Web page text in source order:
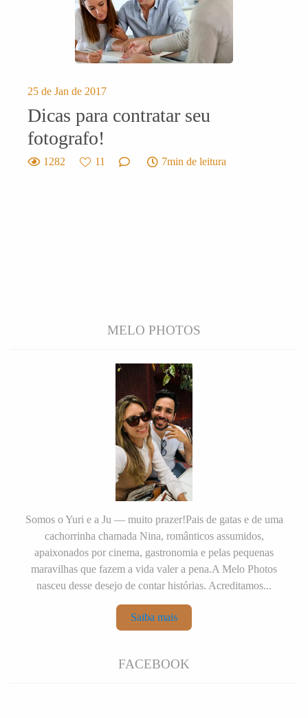
25 de Jan de 2017
Dicas para contratar seu
fotografo!
1282 11 7min de leitura
MELO PHOTOS
Somos o Yuri e a Ju — muito prazer!Pais de gatas e de uma
cachorrinha chamada Nina, românticos assumidos,
apaixonados por cinema, gastronomia e pelas pequenas
maravilhas que fazem a vida valer a pena.A Melo Photos
nasceu desse desejo de contar histórias. Acreditamos...
Saiba mais
FACEBOOK